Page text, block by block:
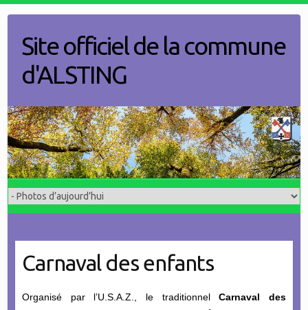
contentSite officiel de la commune
d'ALSTING
Carnaval des enfants
Organisé par l’U.S.A.Z., le traditionnelCarnaval des